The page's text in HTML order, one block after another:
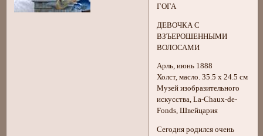
ГОГА
ДЕВОЧКА С
ВЗЪЕРОШЕННЫМИ
ВОЛОСАМИ
Арль, июнь 1888
Холст, масло. 35.5 x 24.5 см
Музей изобразительного
искусства, La-Chaux-de-
Fonds, Швейцария
Сегодня родился очень